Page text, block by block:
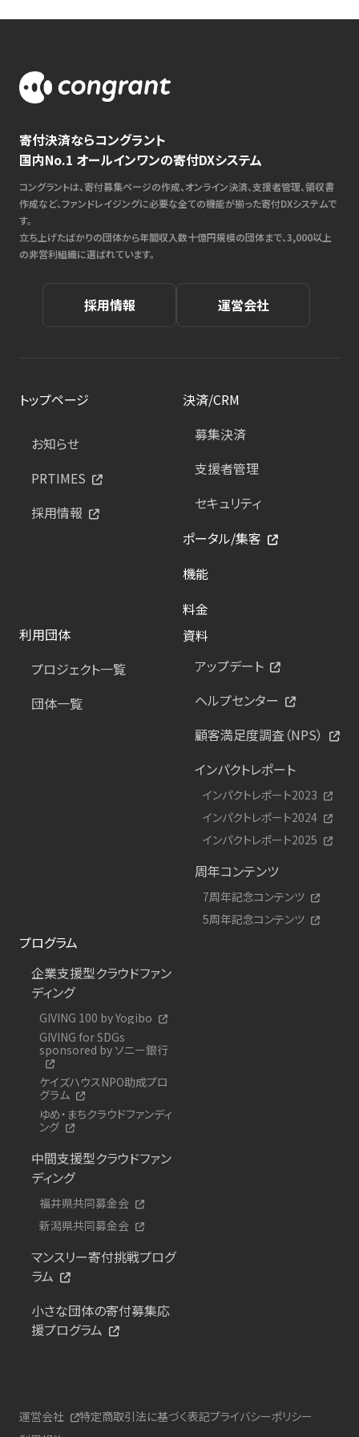
寄付決済ならコングラント
国内No.1 オールインワンの寄付DXシステム
コングラントは、寄付募集ページの作成、オンライン決済、支援者管理、領収書
作成など、ファンドレイジングに必要な全ての機能が揃った寄付DXシステムで
す。
立ち上げたばかりの団体から年間収入数十億円規模の団体まで、3,000以上
の非営利組織に選ばれています。
採用情報 運営会社
トップページ
お知らせ
PRTIMES
採用情報
決済/CRM
募集決済
支援者管理
セキュリティ
ポータル/集客
機能
料金
利用団体
プロジェクト一覧
団体一覧
資料
アップデート
ヘルプセンター
顧客満足度調査（NPS）
インパクトレポート
インパクトレポート2023
インパクトレポート2024
インパクトレポート2025
周年コンテンツ
7周年記念コンテンツ
5周年記念コンテンツ
プログラム
企業支援型クラウドファン
ディング
GIVING 100 by Yogibo
GIVING for SDGs
sponsored by ソニー銀行
ケイズハウスNPO助成プロ
グラム
ゆめ・まちクラウドファンディ
ング
中間支援型クラウドファン
ディング
福井県共同募金会
新潟県共同募金会
マンスリー寄付挑戦プログ
ラム
小さな団体の寄付募集応
援プログラム
運営会社 特定商取引法に基づく表記プライバシーポリシー